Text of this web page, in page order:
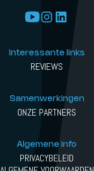
Interessante links
REVIEWS
Samenwerkingen
ONZE PARTNERS
Algemene info
PRIVACYBELEID